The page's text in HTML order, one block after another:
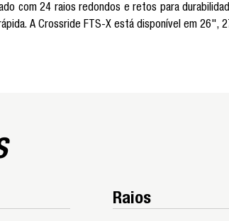
com 24 raios redondos e retos para
A Crossride FTS-X está disponível em 26",
Raios